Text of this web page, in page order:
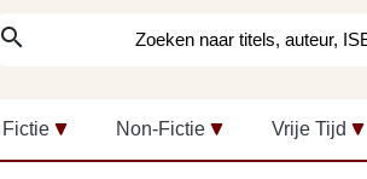
search
Fictie Non-Fictie Vrije Tijd